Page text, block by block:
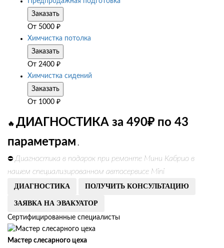
Заказать
От 5000 ₽
Химчистка потолка
Заказать
От 2400 ₽
Химчистка сидений
Заказать
От 1000 ₽
🔥 ДИАГНОСТИКА за 490₽ по 43
параметрам .
⛔ Диагностика в подарок при ремонте Мини Кабрио в
нашем специализированном автосервисе Mini
ДИАГНОСТИКА ПОЛУЧИТЬ КОНСУЛЬТАЦИЮ
ЗАЯВКА НА ЭВАКУАТОР
Сертифицированные специалисты
Мастер слесарного цеха